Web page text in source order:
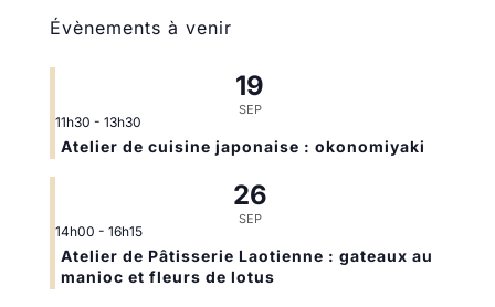
Évènements à venir
19
SEP
11h30 - 13h30
Atelier de cuisine japonaise : okonomiyaki
26
SEP
14h00 - 16h15
Atelier de Pâtisserie Laotienne : gateaux au
manioc et fleurs de lotus